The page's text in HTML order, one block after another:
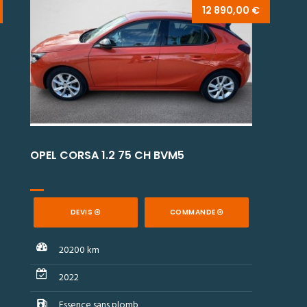
13 490,00 €
OPEL CORSA 1.2 75 CH BVM5
DEVIS COMMANDE
21200 km
2022